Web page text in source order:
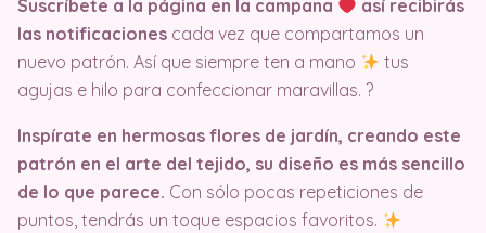
Suscríbete a la página en la campana
así recibirás
las notificaciones cada vez que compartamos un
nuevo patrón. Así que siempre ten a mano
tus
agujas e hilo para confeccionar maravillas. ?
Inspírate en hermosas flores de jardín, creando este
patrón en el arte del tejido, su diseño es más sencillo
de lo que parece. Con sólo pocas repeticiones de
puntos, tendrás un toque espacios favoritos.